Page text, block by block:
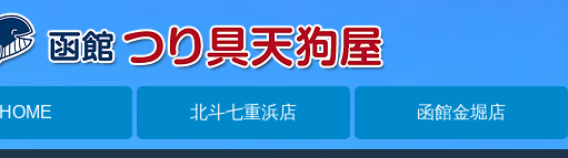
HOME 北斗七重浜店 函館金堀店